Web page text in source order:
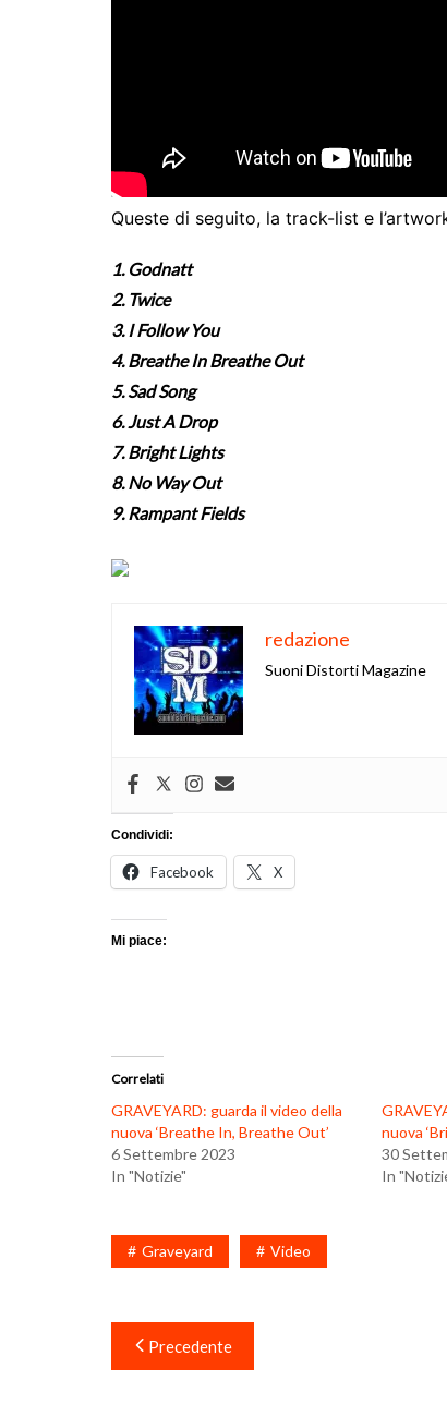
Queste di seguito, la track-list e
1. Godnatt
2. Twice
3. I Follow You
4. Breathe In Breathe Out
5. Sad Song
6. Just A Drop
7. Bright Lights
8. No Way Out
9. Rampant Fields
redazione
Suoni Distorti Magazine
Condividi:
Facebook X
Mi piace:
Correlati
GRAVEYARD: guarda il video della
nuova ‘Breathe In, Breathe Out’
6 Settembre 2023
In "Notizie"
nuova
30
In
Graveyard Video
Navigazione
articoli
Precedente